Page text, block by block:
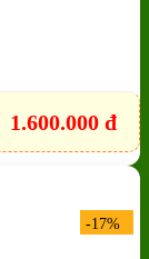
1.600.000 đ
-17%